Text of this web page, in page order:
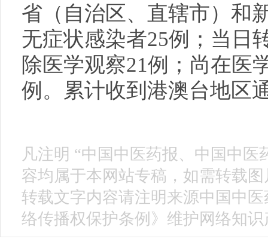
省（自治区、直辖市）和
无症状感染者25例；当日
除医学观察21例；尚在医
例。累计收到港澳台地区
凡注明 “中国中医药报、中国中
容均属于本网站专稿，如需转载
转载文字内容请注明来源中国中
络传播权保护条例》维护网络知